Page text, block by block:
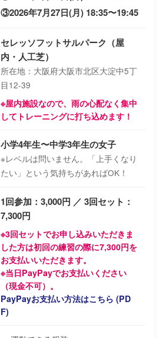
③2026年7月27日(月) 18:35〜19:45
セレッソフットサルパーク（屋
内・人工芝）
所在地：大阪府大阪市北区大淀中5丁
目12-39
※屋内施設なので、雨の心配なく集中
してトレーニングに打ち込めます！
小学4年生〜中学3年生の女子
※レベルは問いません。「上手くなり
たい」という気持ちがあればOK！
1回参加：3,000円 ／ 3回セット：
7,300円
※3回セットでお申し込みいただきま
した方は初回の練習の際に7,300円を
お支払いいただきます。
※当日PayPayでお支払いください
（現金不可）。
PayPayお支払い方法はこちら (PD
F)